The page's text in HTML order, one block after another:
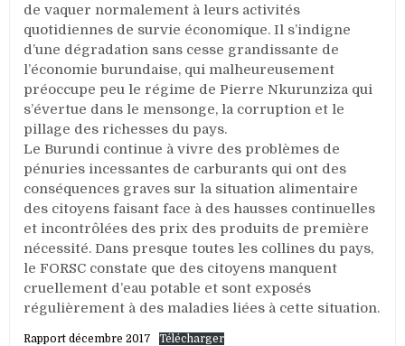
de vaquer normalement à leurs activités
quotidiennes de survie économique. Il s’indigne
d’une dégradation sans cesse grandissante de
l’économie burundaise, qui malheureusement
préoccupe peu le régime de Pierre Nkurunziza qui
s’évertue dans le mensonge, la corruption et le
pillage des richesses du pays.
Le Burundi continue à vivre des problèmes de
pénuries incessantes de carburants qui ont des
conséquences graves sur la situation alimentaire
des citoyens faisant face à des hausses continuelles
et incontrôlées des prix des produits de première
nécessité. Dans presque toutes les collines du pays,
le FORSC constate que des citoyens manquent
cruellement d’eau potable et sont exposés
régulièrement à des maladies liées à cette situation.
Rapport décembre 2017 Télécharger